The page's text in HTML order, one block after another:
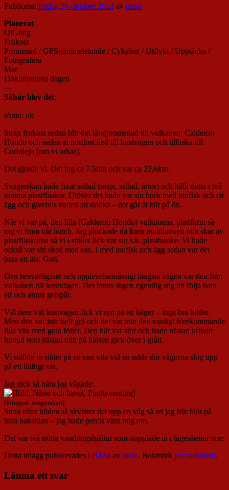
Publiceratfredag 26 oktober 2012 av nisse
Planerat:
QiGong
Frukost
Promenad / GPSgömmeletande / Cykeltur / Utflykt / Upptäcka /
Fotografera
Mat
Dokumentera dagen
—
Såhär blev det:
sömn: ok
Strax frukost sedan blir det långpromenad till vulkanen; Calderon
Hondo och sedan åt nordost ned till kustvägen och tillbaka till
Corralejo (om vi orkar).
Det gjorde vi. Det tog ca 7.5tim och var ca 22,6km.
Svägerskan hade fixat sallad (majs, sallad, ärtor) och hällt detta i två
tomma plastflaskor. Utöver det hade var sin burk med tonfisk och ett
ägg och givetvis vatten att dricka – det går åt här på ön.
När vi var på, den lilla (Calderon Hondo) vulkanens, plattform så
tog vi fram vår lunch. Jag plockade då fram multikniven och skar av
plastflaskorna så vi i stället fick var sin s.k. plastbunke. Vi hade
också var sin sked med oss. I med tonfisk och ägg sedan var det
bara att äta. Gott.
Den besvärligaste och upplevelsemässigt längsta vägen var den från
vulkanen till kustvägen. Det fanns ingen egentlig stig att följa bara
ett och annat getspår.
Väl nere vid kustvägen fick vi syn på en häger – inga bra bilder.
Men den var inte helt grå och det var inte den vanligt förekommande
lilla vita med gula fötter. Den här var stor och hade nästan kritvitt
huvud som nästan mitt på halsen gick över i grått.
Vi ställde in siktet på en rast vila vid en udde där vågorna slog upp
på ett häftigt vis.
Jag gick så nära jag vågade:
[fotograf: svägerskan]
Strax efter bilden så skvätter det upp en våg så att jag blir blöt på
hela baksidan – jag hade precis vänt mig om.
Det var två trötta vandringshjältar som stapplade in i lägenheten :me:
Detta inlägg publicerades i Hälsa av nisse. Bokmärk permalänken.
Lämna ett svar